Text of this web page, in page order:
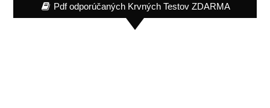
Pdf odporúčaných Krvných Testov ZDARMA